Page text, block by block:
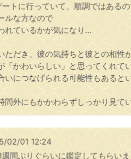
トに行っていて、順調ではあるの
ルな方なので
れているかが気になり…
ただき、彼の気持ちと彼との相性
「かわいらしい」と思ってくれて
いにつなげられる可能性もあると
間外にもかかわらずしっかり見て
02/01 12:24
間ぶりぐらいに鑑定してもらいま